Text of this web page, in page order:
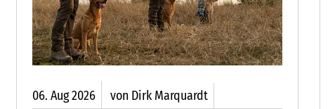
06. Aug2026 von Dirk Marquardt